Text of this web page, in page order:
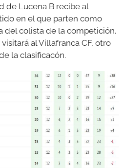
de Lucena B recibe al
en el que parten como
del colista de la competición.
al Villafranca CF, otro
la clasificacón.